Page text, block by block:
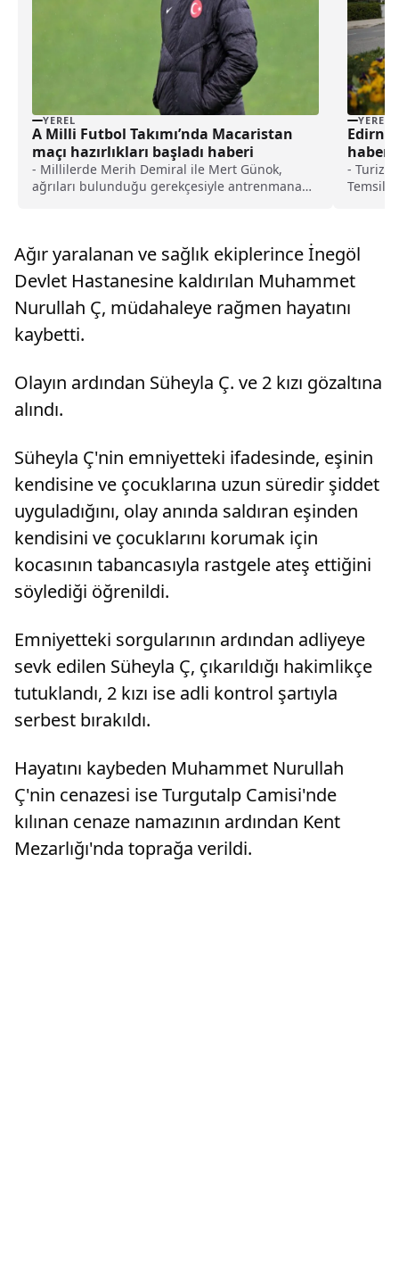
YEREL
A Milli Futbol Takımı’nda Macaristan
maçı hazırlıkları başladı haberi
- Millilerde Merih Demiral ile Mert Günok,
ağrıları bulunduğu gerekçesiyle antrenmana
YEREL
haberi
-
ton
Ağır yaralanan ve sağlık ekiplerince İnegöl
Devlet Hastanesine kaldırılan Muhammet
Nurullah Ç, müdahaleye rağmen hayatını
kaybetti.
Olayın ardından Süheyla Ç. ve 2 kızı gözaltına
alındı.
Süheyla Ç'nin emniyetteki ifadesinde, eşinin
kendisine ve çocuklarına uzun süredir şiddet
uyguladığını, olay anında saldıran eşinden
kendisini ve çocuklarını korumak için
kocasının tabancasıyla rastgele ateş ettiğini
söylediği öğrenildi.
Emniyetteki sorgularının ardından adliyeye
sevk edilen Süheyla Ç, çıkarıldığı hakimlikçe
tutuklandı, 2 kızı ise adli kontrol şartıyla
serbest bırakıldı.
Hayatını kaybeden Muhammet Nurullah
Ç'nin cenazesi ise Turgutalp Camisi'nde
kılınan cenaze namazının ardından Kent
Mezarlığı'nda toprağa verildi.